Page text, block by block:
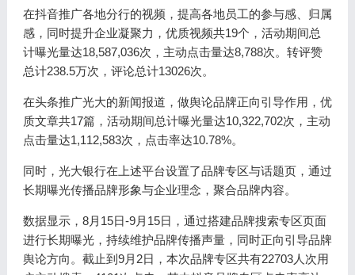
在抖音推广各地分行的视频，提高各地员工的参与感、归属
感，同时提升企业凝聚力，优质视频共19个，活动期间总
计曝光量达18,587,036次，主动点击量达8,788次。转评赞
总计238.5万次，评论总计13026次。
在头条推广光大的新闻报道，做舆论品牌正向引导作用，优
质文章共17篇，活动期间总计曝光量达10,322,702次，主动
点击量达1,112,583次，点击率达10.78%。
同时，光大银行在上述平台设置了品牌专区与话题页，通过
长期曝光传播品牌形象与企业理念，聚合品牌内容。
数据显示，8月15日-9月15日，通过搭建品牌搜索专区页面
进行长期曝光，持续维护品牌传播声量，同时正向引导品牌
舆论方向。截止到9月2日，本次品牌专区共有22703人次用